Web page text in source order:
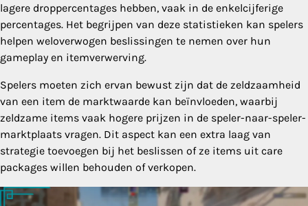
lagere droppercentages hebben, vaak in de enkelcijferige
percentages. Het begrijpen van deze statistieken kan spelers
helpen weloverwogen beslissingen te nemen over hun
gameplay en itemverwerving.
Spelers moeten zich ervan bewust zijn dat de zeldzaamheid
van een item de marktwaarde kan beïnvloeden, waarbij
zeldzame items vaak hogere prijzen in de speler-naar-speler-
marktplaats vragen. Dit aspect kan een extra laag van
strategie toevoegen bij het beslissen of ze items uit care
packages willen behouden of verkopen.